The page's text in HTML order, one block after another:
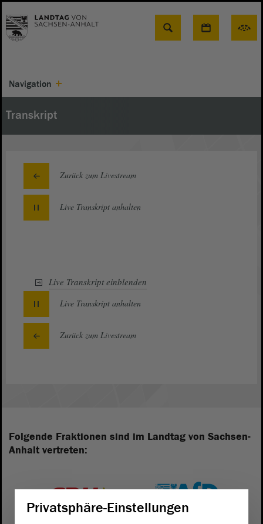
Suche
Navigation
Transkript
Zurück zum Livestream
Live Transkript anhalten
Live Transkript einblenden
Live Transkript anhalten
Zurück zum Livestream
Folgende Fraktionen sind im Landtag von Sachsen-
Anhalt vertreten:
Privatsphäre-Einstellungen